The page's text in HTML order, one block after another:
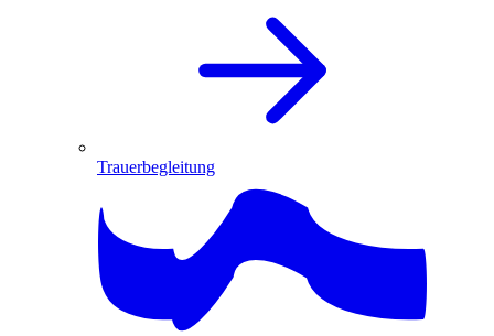
Trauerbegleitung